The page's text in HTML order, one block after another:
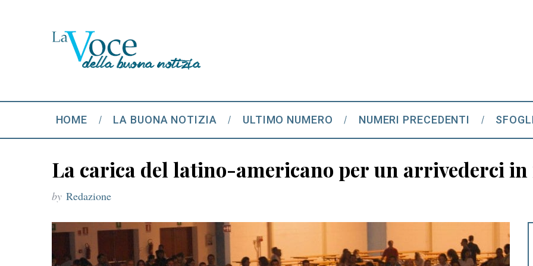
HOME LA BUONA NOTIZIA ULTIMO NUMERO NUMERI PRECEDENTI
La carica del latino-americano per un arrivederci in
by Redazione